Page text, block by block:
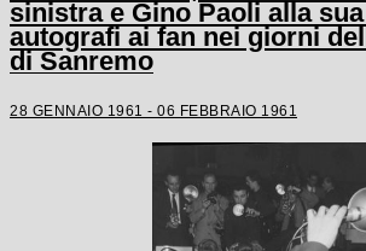
sinistra e Gino Paoli alla
autografi ai fan nei giorni
di Sanremo
28 GENNAIO 1961 - 06 FEBBRAIO 1961